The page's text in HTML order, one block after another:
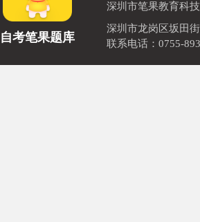
自考笔果题库
深圳市笔果教育科
深圳市龙岗区坂田
联系电话：0755-